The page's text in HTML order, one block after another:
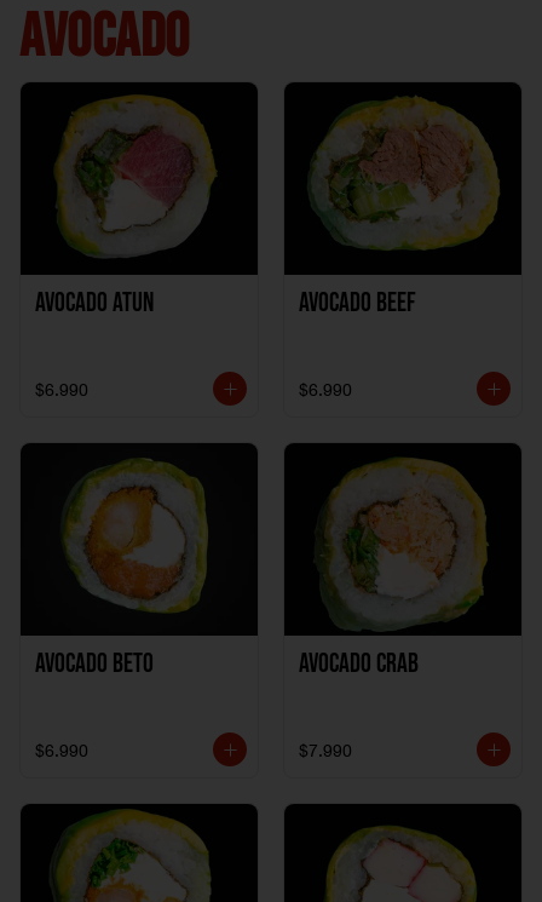
AVOCADO
Avocado Atun
$6.990
Avocado Beef
$6.990
Avocado Beto
$6.990
Avocado Crab
$7.990